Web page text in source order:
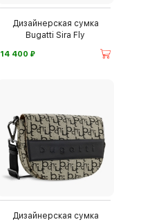
Дизайнерская сумка
Bugatti Sira Fly
14 400 ⃏
Дизайнерская сумка